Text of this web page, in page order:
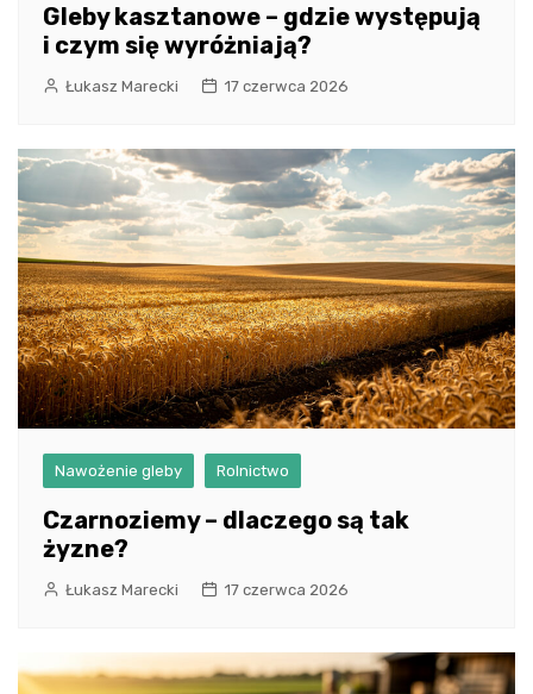
Gleby kasztanowe – gdzie występują
i czym się wyróżniają?
Łukasz Marecki 17 czerwca 2026
Nawożenie gleby Rolnictwo
Czarnoziemy – dlaczego są tak
żyzne?
Łukasz Marecki 17 czerwca 2026